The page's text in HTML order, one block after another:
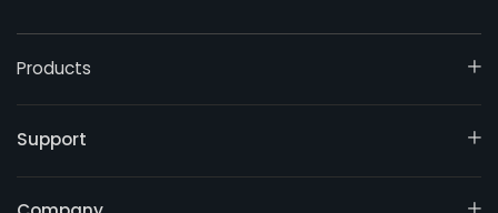
Products
Support